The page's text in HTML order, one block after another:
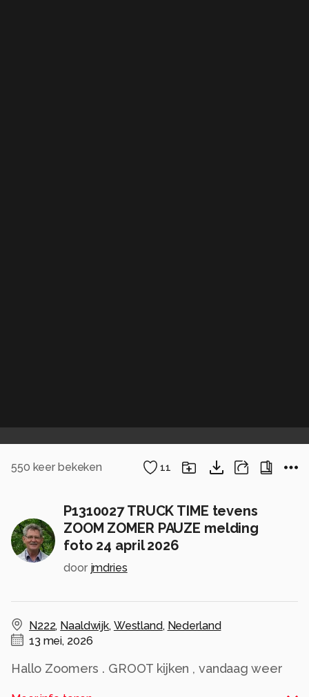
550 keer bekeken 11
P1310027 TRUCK TIME tevens
ZOOM ZOMER PAUZE melding
foto 24 april 2026
door jmdries
N222, Naaldwijk, Westland, Nederland
13 mei, 2026
Hallo Zoomers . GROOT kijken , vandaag weer